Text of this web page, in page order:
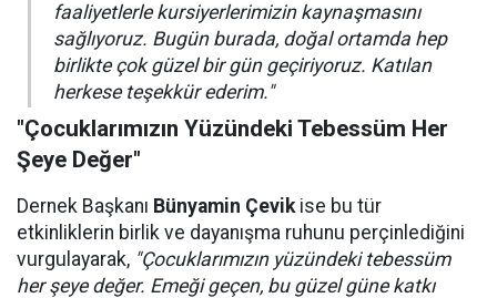
faaliyetlerle kursiyerlerimizin kaynaşmasını
sağlıyoruz. Bugün burada, doğal ortamda hep
birlikte çok güzel bir gün geçiriyoruz. Katılan
herkese teşekkür ederim."
"Çocuklarımızın Yüzündeki Tebessüm Her
Şeye Değer"
Dernek Başkanı Bünyamin Çevikise bu tür
etkinliklerin birlik ve dayanışma ruhunu perçinlediğini
vurgulayarak, "Çocuklarımızın yüzündeki tebessüm
her şeye değer. Emeği geçen, bu güzel güne katkı